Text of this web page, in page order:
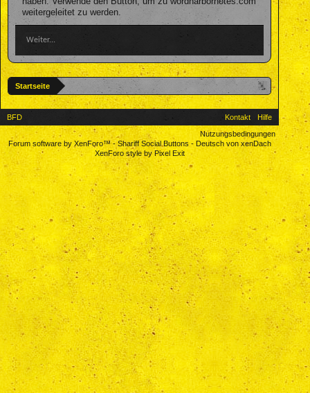
weitergeleitet zu werden.
Weiter...
Startseite
BFD Kontakt
Hilfe
Nutzungsbedingungen
Forum software by XenForo™-Shariff Social Buttons- Deutsch von xenDach
XenForo style by Pixel Exit